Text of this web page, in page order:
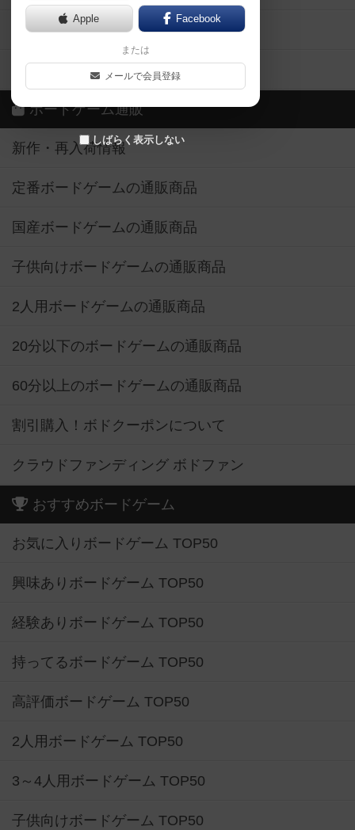
Apple Facebook
または
メールで会員登録
しばらく表示しない
ボードゲーム業界コラム
ボドゲーマご利用案内
ボードゲーム通販
新作・再入荷情報
定番ボードゲームの通販商品
国産ボードゲームの通販商品
子供向けボードゲームの通販商品
2人用ボードゲームの通販商品
20分以下のボードゲームの通販商品
60分以上のボードゲームの通販商品
割引購入！ボドクーポンについて
クラウドファンディング ボドファン
おすすめボードゲーム
お気に入りボードゲーム TOP50
興味ありボードゲーム TOP50
経験ありボードゲーム TOP50
持ってるボードゲーム TOP50
高評価ボードゲーム TOP50
2人用ボードゲーム TOP50
3～4人用ボードゲーム TOP50
子供向けボードゲーム TOP50